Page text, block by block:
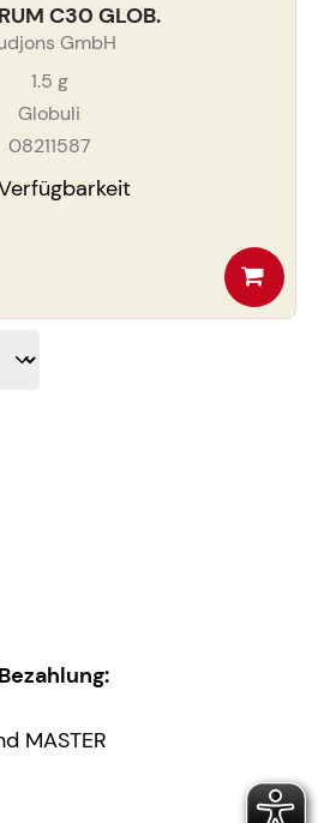
C30 GLOB.
GmbH
1.5 g
Globuli
08211587
MASTER